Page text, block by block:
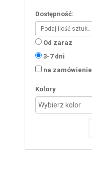
Dostępność:
Od zaraz
3-7 dni
na zamówienie
Kolory